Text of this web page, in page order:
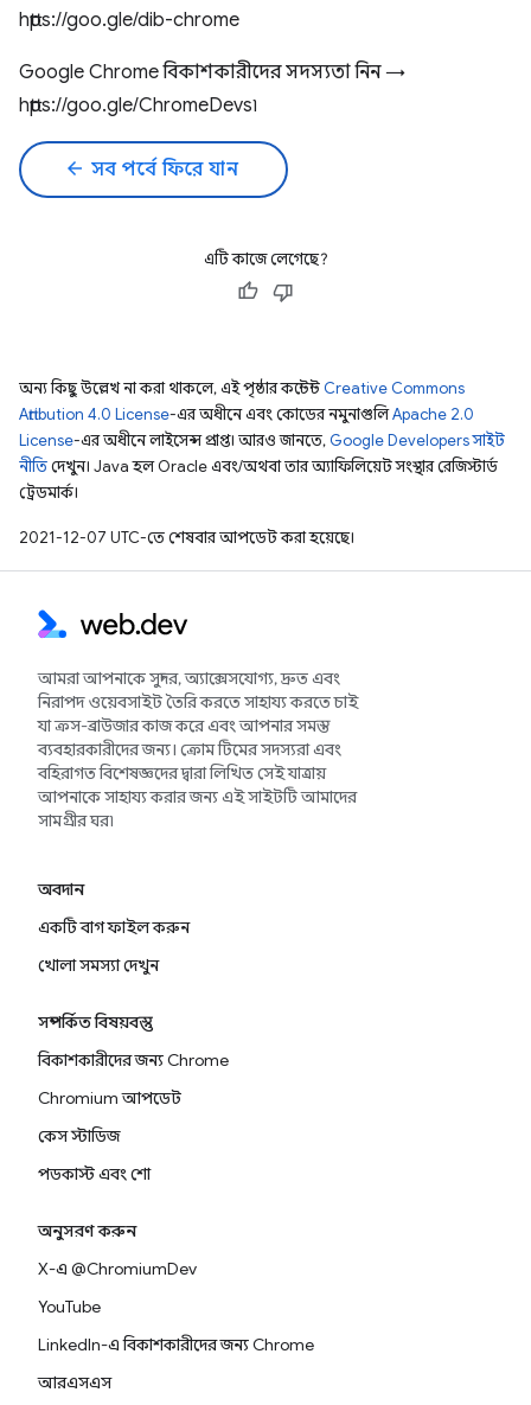
https://goo.gle/dib-chrome
Google Chrome বিকাশকারীদের সদস্যতা নিন →
https://goo.gle/ChromeDevs৷
arrow_back সব পর্বে ফিরে যান
এটি কাজে লেগেছে?
অন্য কিছু উল্লেখ না করা থাকলে, এই পৃষ্ঠার কন্টেন্ট Creative Commons
Attribution 4.0 License-এর অধীনে এবং কোডের নমুনাগুলিApache 2.0
License-এর অধীনে লাইসেন্স প্রাপ্ত। আরও জানতে, Google Developers সাইট
নীতিদেখুন। Java হল Oracle এবং/অথবা তার অ্যাফিলিয়েট সংস্থার রেজিস্টার্ড
ট্রেডমার্ক।
2021-12-07 UTC-তে শেষবার আপডেট করা হয়েছে।
আমরা আপনাকে সুন্দর, অ্যাক্সেসযোগ্য, দ্রুত এবং
নিরাপদ ওয়েবসাইট তৈরি করতে সাহায্য করতে চাই
যা ক্রস-ব্রাউজার কাজ করে এবং আপনার সমস্ত
ব্যবহারকারীদের জন্য। ক্রোম টিমের সদস্যরা এবং
বহিরাগত বিশেষজ্ঞদের দ্বারা লিখিত সেই যাত্রায়
আপনাকে সাহায্য করার জন্য এই সাইটটি আমাদের
সামগ্রীর ঘর৷
অবদান
একটি বাগ ফাইল করুন
খোলা সমস্যা দেখুন
সম্পর্কিত বিষয়বস্তু
বিকাশকারীদের জন্য Chrome
Chromium আপডেট
কেস স্টাডিজ
পডকাস্ট এবং শো
অনুসরণ করুন
X-এ @ChromiumDev
YouTube
LinkedIn-এ বিকাশকারীদের জন্য Chrome
আরএসএস